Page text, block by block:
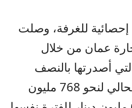
للغرفة، وصلت
عمان من خلال
أصدرتها بالنصف
الأول من العام الحالي لنحو 768 مليون